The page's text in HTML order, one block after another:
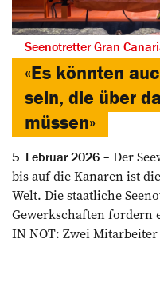
Seenotretter Gran
«Es könnten
sein, die über
müssen»
5. Februar 2026
Der
bis auf die Kanaren ist
Welt. Die staatliche
Gewerkschaften fordern
IN NOT: Zwei Mitarbeiter